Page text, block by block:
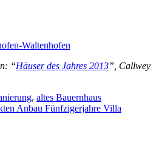
Waltenhofen
“Häuser des Jahres 2013”, Callwey
, altes Bauernhaus